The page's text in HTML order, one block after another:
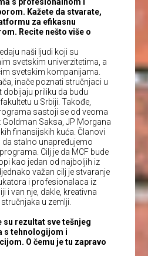
Kažete da stvarate,
za efikasnu
Recite nešto više o
naši ljudi koji su
svetskim univerzitetima, a
svetskim kompanijama.
inače poznati stručnjaci u
priliku da budu
u Srbiji. Takođe,
sastoji se od veoma
Saksa, JP Morgana
finansijskih kuća. Članovi
stalno unapređujemo
Cilj je da MCF bude
kao jedan od najboljih iz
važan cilj je stvaranje
i profesionalaca iz
i van nje, dakle, kreativna
u zemlji.
su rezultat sve tešnjeg
s tehnologijom i
O čemu je tu zapravo